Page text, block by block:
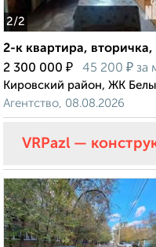
2/2
2-к квартира,
2 300 000 ₽ 45 200 ₽ за
Кировский район, ЖК
Агентство, 08.08.2026
VRPazl —